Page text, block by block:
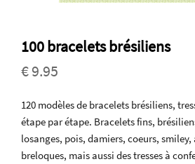
100 bracelets brésiliens
€ 9.95
120 modèles de bracelets brésiliens,
étape par étape. Bracelets fins,
losanges, pois, damiers, coeurs, smiley,
breloques, mais aussi des tresses à